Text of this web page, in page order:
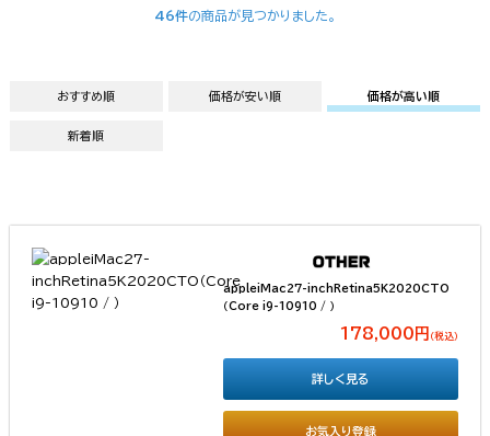
46件の商品が見つかりました。
おすすめ順 価格が安い順 価格が高い順
新着順
appleiMac27-inchRetina5K2020CTO
（Core i9-10910 / ）
178,000円 （税込）
お気入り登録
詳しく見る